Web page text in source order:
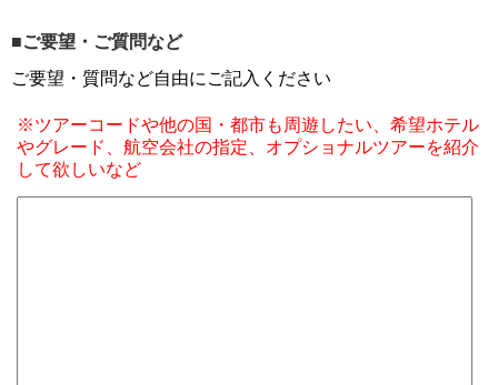
■ご要望・ご質問など
ご要望・質問など自由にご記入ください
※ツアーコードや他の国・都市も周遊したい、希望ホテル
やグレード、航空会社の指定、オプショナルツアーを紹介
して欲しいなど